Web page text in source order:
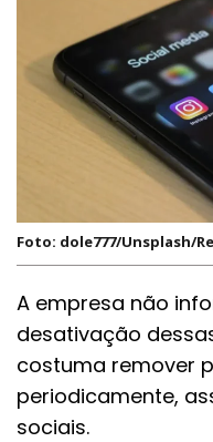
Foto: dole777/Unsplash/
A empresa não
desativação
costuma remover
periodicamente,
sociais.